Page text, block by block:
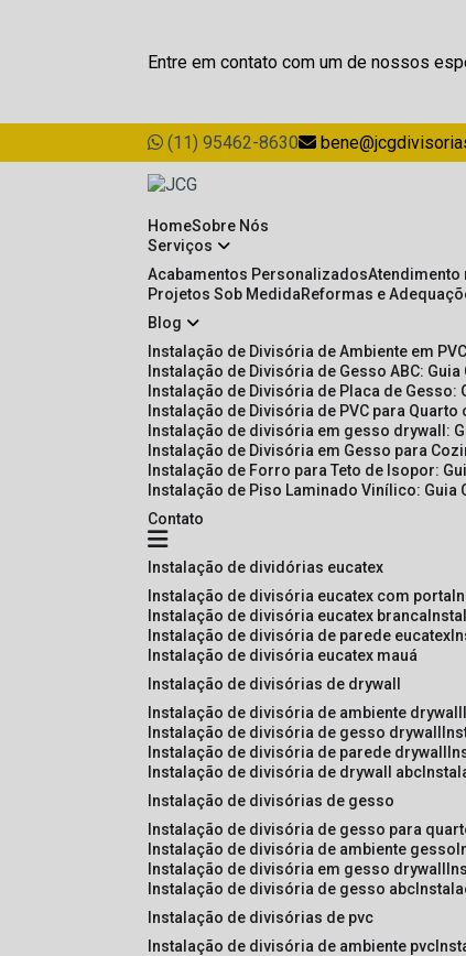
Entre em contato com um de nossos
(11) 95462-8630
Home Sobre Nós
Serviços
Acabamentos Personalizados
Projetos Sob Medida
Reformas e
Blog
Instalação de Divisória de Ambiente em
Instalação de Divisória de Gesso ABC:
Instalação de Divisória de Placa de Gesso:
Instalação de Divisória de PVC para
Instalação de divisória em gesso drywall:
Instalação de Divisória em Gesso para
Instalação de Forro para Teto de Isopor:
Instalação de Piso Laminado Vinílico: Guia
Contato
instalação de dividórias eucatex
instalação de divisória eucatex com porta
instalação de divisória eucatex branca
instalação de divisória de parede eucatex
instalação de divisória eucatex mauá
instalação de divisórias de drywall
instalação de divisória de ambiente drywall
instalação de divisória de gesso drywall
instalação de divisória de parede drywall
instalação de divisória de drywall abc
instalação de divisórias de gesso
instalação de divisória de gesso para
instalação de divisória de ambiente gesso
instalação de divisória em gesso drywall
instalação de divisória de gesso abc
instalação de divisórias de pvc
instalação de divisória de ambiente pvc